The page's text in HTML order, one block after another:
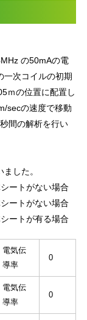
の50mAの電
一次コイルの初期
ｍの位置に配置し
secの速度で移動
間の解析を行い
した。
ートがない場合
ートがない場合
ートが有る場合
電気伝
導率
0
電気伝
導率
0